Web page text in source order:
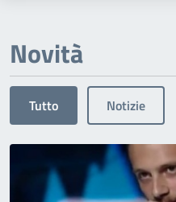
Novità
Tutto Notizie